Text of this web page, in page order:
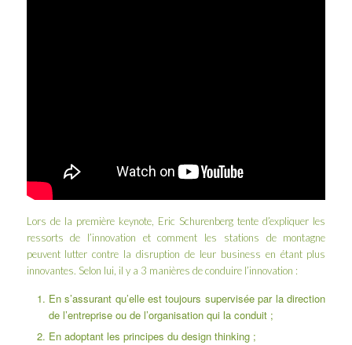
Lors de la première keynote, Eric Schurenberg tente d’expliquer les
ressorts de l’innovation et comment les stations de montagne
peuvent lutter contre la disruption de leur business en étant plus
innovantes. Selon lui, il y a 3 manières de conduire l’innovation :
En s’assurant qu’elle est toujours supervisée par la direction
de l’entreprise ou de l’organisation qui la conduit ;
En adoptant les principes du design thinking ;